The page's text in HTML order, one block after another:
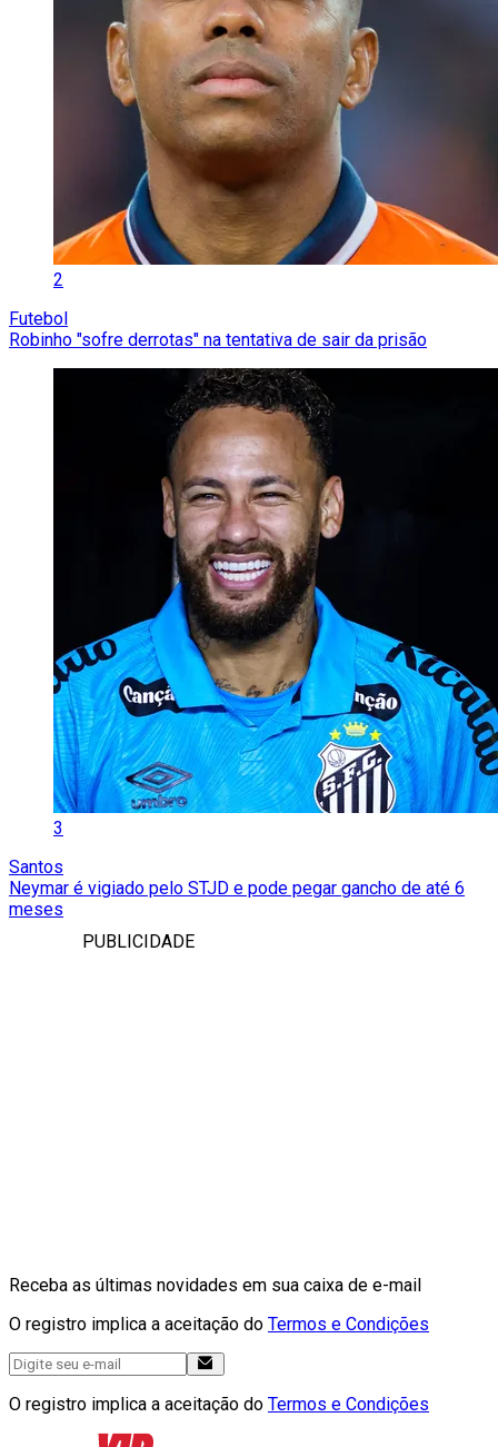
2
Futebol
Robinho "sofre derrotas" na tentativa de sair da prisão
3
Santos
Neymar é vigiado pelo STJD e pode pegar gancho de até 6
meses
PUBLICIDADE
Receba as últimas novidades em sua caixa de e-mail
O registro implica a aceitação do Termos e Condições
O registro implica a aceitação do Termos e Condições